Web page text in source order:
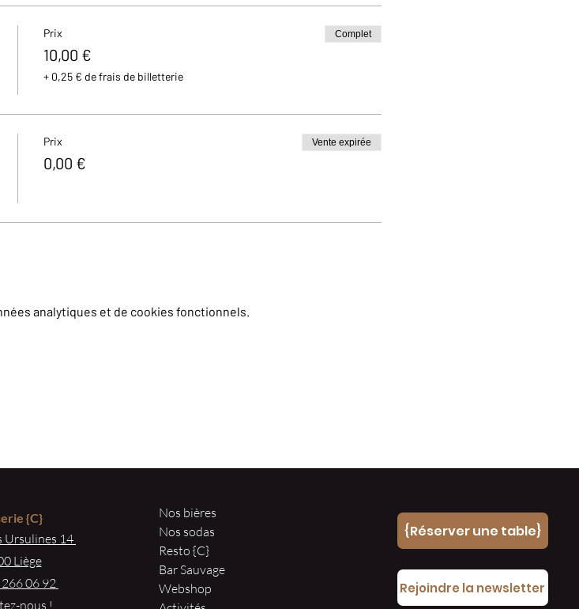
Prix
10,00 €
+ 0,25 € de frais de billetterie
Complet
Prix
0,00 €
Vente expirée
analytiques et de cookies fonctionnels.
{C}
Ursulines 14
Liège
06 92
nous !
Nos bières
Nos sodas
Resto {C}
Bar Sauvage
Webshop
{Réserver une table}
Rejoindre la newsletter